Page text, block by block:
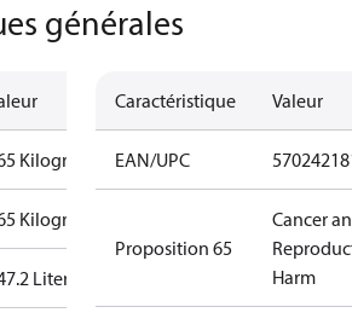
générales
Kilogram
Kilogram
Liter
Caractéristique Valeur
EAN/UPC
Proposition 65
Cancer
Harm